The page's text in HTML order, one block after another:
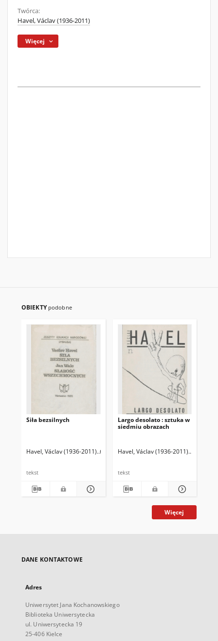
Twórca:
Havel, Václav (1936-2011)
Więcej
OBIEKTY podobne
Siła bezsilnych
Havel, Václav (1936-2011) Godlewski, Piotr (1929-2010) Tł. Walc, Jan
tekst
Largo desolato : sztuka w
siedmiu obrazach
Havel, Václav (1936-2011) Havel,
tekst
Więcej
DANE KONTAKTOWE
Adres
Uniwersytet Jana Kochanowskiego
Biblioteka Uniwersytecka
ul. Uniwersytecka 19
25-406 Kielce